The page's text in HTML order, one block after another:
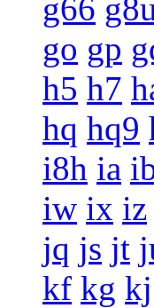
g66
go gp
h5 h7
hq hq9
i8h ia
iw ix iz
jq js jt
kf kg kj